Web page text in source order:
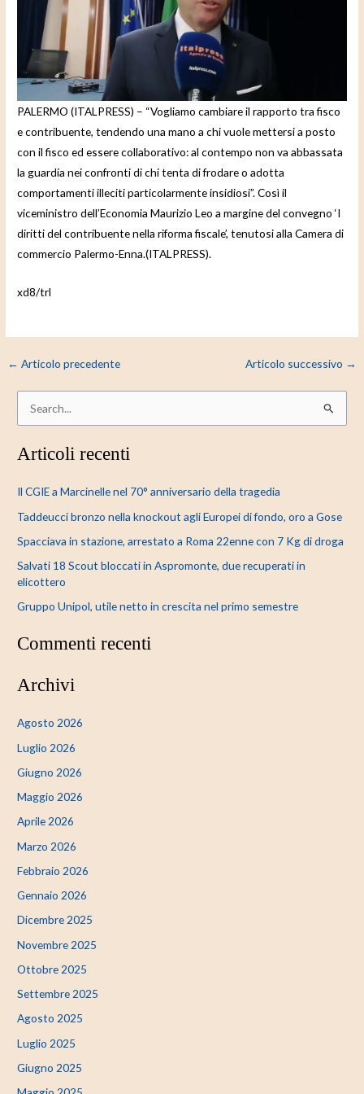
d
e
o
PALERMO (ITALPRESS) – “Vogliamo cambiare il rapporto tra fisco
e contribuente, tendendo una mano a chi vuole mettersi a posto
con il fisco ed essere collaborativo: al contempo non va abbassata
la guardia nei confronti di chi tenta di frodare o adotta
comportamenti illeciti particolarmente insidiosi”. Così il
viceministro dell’Economia Maurizio Leo a margine del convegno ‘I
diritti del contribuente nella riforma fiscale’, tenutosi alla Camera di
commercio Palermo-Enna.(ITALPRESS).
xd8/trl
← Articolo precedente Articolo successivo →
r
a
Articoli recenti
Il CGIE a Marcinelle nel 70° anniversario della tragedia
Taddeucci bronzo nella knockout agli Europei di fondo, oro a Gose
Spacciava in stazione, arrestato a Roma 22enne con 7 Kg di droga
Salvati 18 Scout bloccati in Aspromonte, due recuperati in
elicottero
Gruppo Unipol, utile netto in crescita nel primo semestre
Commenti recenti
Archivi
Agosto 2026
Luglio 2026
Giugno 2026
Maggio 2026
Aprile 2026
Marzo 2026
Febbraio 2026
Gennaio 2026
Dicembre 2025
Novembre 2025
Ottobre 2025
Settembre 2025
Agosto 2025
Luglio 2025
Giugno 2025